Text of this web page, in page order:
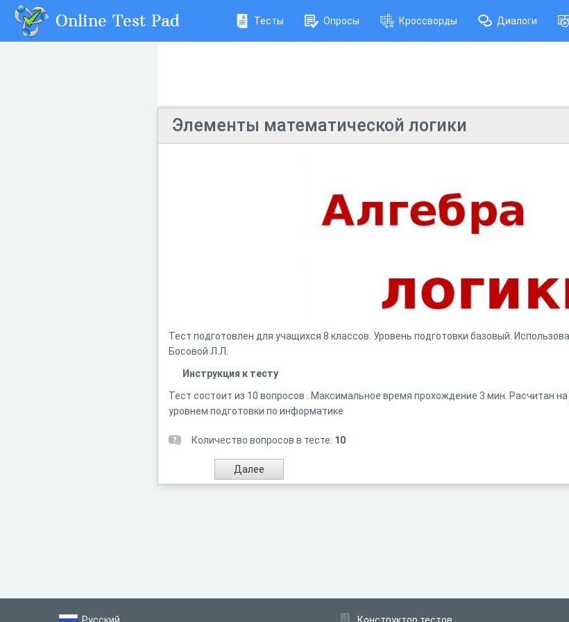
Online Test Pad Тесты Опросы Кроссворды Диалоги
Элементы математической логики
Тест подготовлен для учащихся 8 классов. Уровень подготовки базовый.
Босовой Л.Л.
Инструкция к тесту
Тест состоит из 10 вопросов . Максимальное время прохождение 3 мин. Расчитан
уровнем подготовки по информатике
Количество вопросов в тесте: 10